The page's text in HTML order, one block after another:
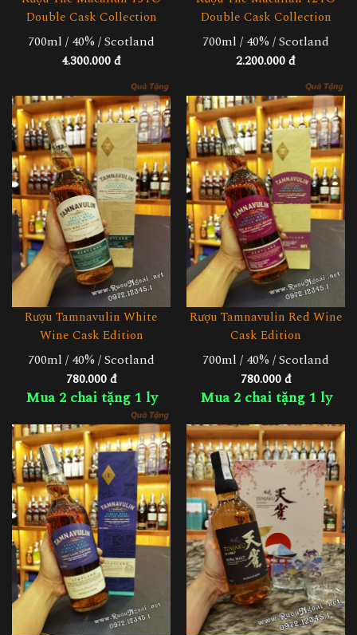
Double Cask Collection
700ml / 40% / Scotland
4.300.000 đ
Double Cask Collection
700ml / 40% / Scotland
2.200.000 đ
Rượu Tamnavulin White
Wine Cask Edition
700ml / 40% / Scotland
780.000 đ
Mua 2 chai tặng 1 ly
Rượu Tamnavulin Red Wine
Cask Edition
700ml / 40% / Scotland
780.000 đ
Mua 2 chai tặng 1 ly